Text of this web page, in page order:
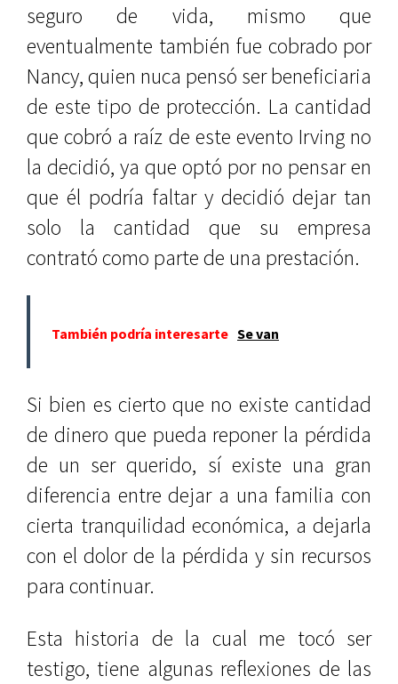
seguro de vida, mismo que
eventualmente también fue cobrado por
Nancy, quien nuca pensó ser beneficiaria
de este tipo de protección. La cantidad
que cobró a raíz de este evento Irving no
la decidió, ya que optó por no pensar en
que él podría faltar y decidió dejar tan
solo la cantidad que su empresa
contrató como parte de una prestación.
También podría interesarte Se van
Si bien es cierto que no existe cantidad
de dinero que pueda reponer la pérdida
de un ser querido, sí existe una gran
diferencia entre dejar a una familia con
cierta tranquilidad económica, a dejarla
con el dolor de la pérdida y sin recursos
para continuar.
Esta historia de la cual me tocó ser
testigo, tiene algunas reflexiones de las